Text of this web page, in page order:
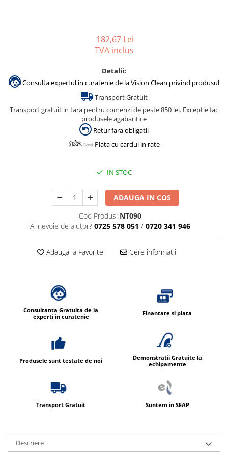
Gama de cosmetice hoteliere Sense
182,67 Lei
TVA inclus
Detalii:
Consulta expertul in curatenie de la Vision Clean privind produsul
Transport Gratuit
Transport gratuit in tara pentru comenzi de peste 850 lei. Exceptie fac
produsele agabaritice
Retur fara obligatii
Plata cu cardul in rate
IN STOC
ADAUGA IN COS
Cod Produs: NT090
Ai nevoie de ajutor? 0725 578 051 / 0720 341 946
Adauga la Favorite Cere informatii
Consultanta Gratuita de la
experti in curatenie
Finantare si plata
Produsele sunt testate de noi
Demonstratii Gratuite la
echipamente
Transport Gratuit Suntem in SEAP
Descriere